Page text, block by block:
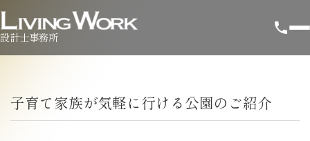
設計士事務所
子育て家族が気軽に行ける公園のご紹介